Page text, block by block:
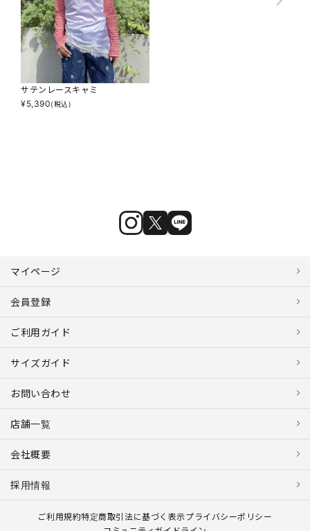
サテンレースキャミ
¥5,390(税込)
マイページ
会員登録
ご利用ガイド
サイズガイド
お問い合わせ
店舗一覧
会社概要
採用情報
ご利用規約特定商取引法に基づく表示プライバシーポリシー